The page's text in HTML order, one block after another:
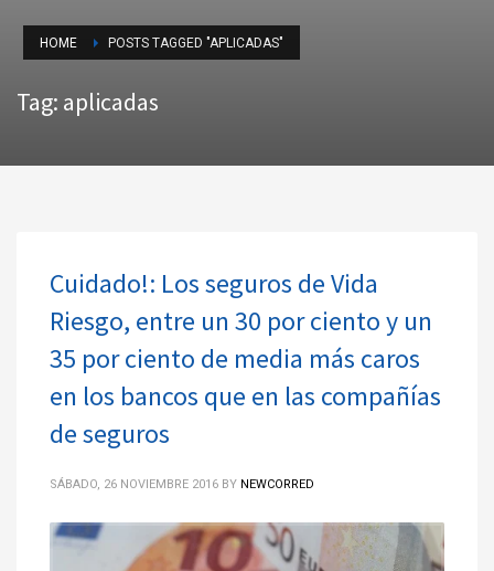
HOME POSTS TAGGED "APLICADAS"
Tag: aplicadas
Cuidado!: Los seguros de Vida
Riesgo, entre un 30 por ciento y un
35 por ciento de media más caros
en los bancos que en las compañías
de seguros
SÁBADO, 26 NOVIEMBRE 2016 BY NEWCORRED